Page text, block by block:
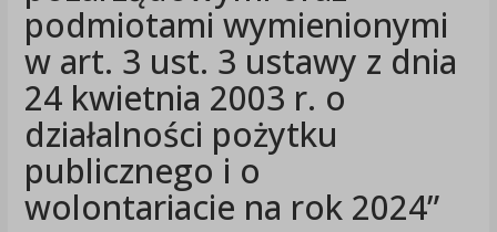
podmiotami wymienionymi
w art. 3 ust. 3 ustawy z dnia
24 kwietnia 2003 r. o
działalności pożytku
publicznego i o
wolontariacie na rok 2024”